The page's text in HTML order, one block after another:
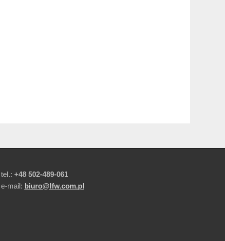
tel.: +48 502-489-061
e-mail: biuro@lfw.com.pl